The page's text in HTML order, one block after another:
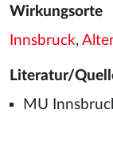
Wirkungsorte
Innsbruck,
Literatur/
MU